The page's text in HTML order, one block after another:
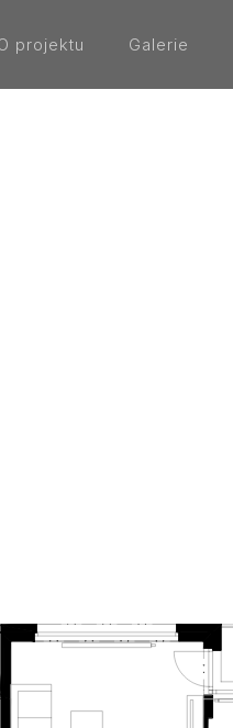
projektu Galerie